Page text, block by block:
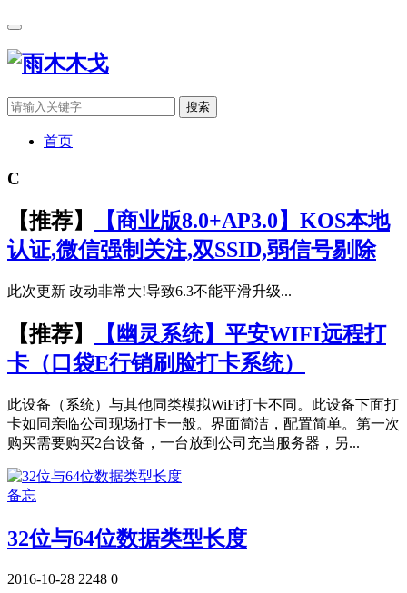
搜索
首页
C
【推荐】
【商业版8.0+AP3.0】KOS本地
认证,微信强制关注,双SSID,弱信号剔除
此次更新 改动非常大!导致6.3不能平滑升级...
【推荐】
【幽灵系统】平安WIFI远程打
卡（口袋E行销刷脸打卡系统）
此设备（系统）与其他同类模拟WiFi打卡不同。此设备下面打
卡如同亲临公司现场打卡一般。界面简洁，配置简单。第一次
购买需要购买2台设备，一台放到公司充当服务器，另...
备忘
32位与64位数据类型长度
2016-10-28 2248 0